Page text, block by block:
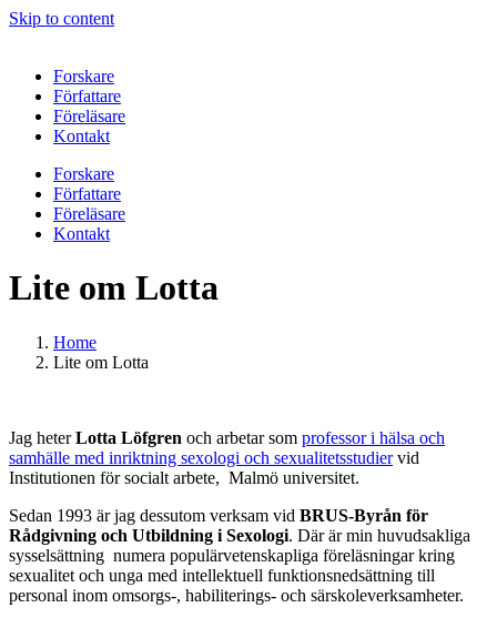
Skip to content
Forskare
Författare
Föreläsare
Kontakt
Forskare
Författare
Föreläsare
Kontakt
Lite om Lotta
Home
Lite om Lotta
Jag heterLotta Löfgren och arbetar som professor i hälsa och
samhälle med inriktning sexologi och sexualitetsstudiervid
Institutionen för socialt arbete, Malmö universitet.
Sedan 1993 är jag dessutom verksam vid BRUS-Byrån för
Rådgivning och Utbildning i Sexologi. Där är min huvudsakliga
sysselsättning numera populärvetenskapliga föreläsningar kring
sexualitet och unga med intellektuell funktionsnedsättning till
personal inom omsorgs-, habiliterings- och särskoleverksamheter.